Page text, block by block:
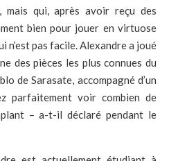
qui, après avoir reçu des
bien pour jouer en virtuose
n’est pas facile. Alexandre a joué
des pièces les plus connues du
de Sarasate, accompagné d’un
parfaitement voir combien de
– a-t-il déclaré pendant le